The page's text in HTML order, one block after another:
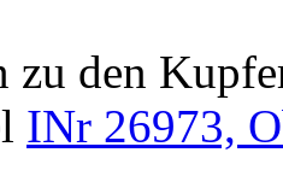
zu den
INr 26973,